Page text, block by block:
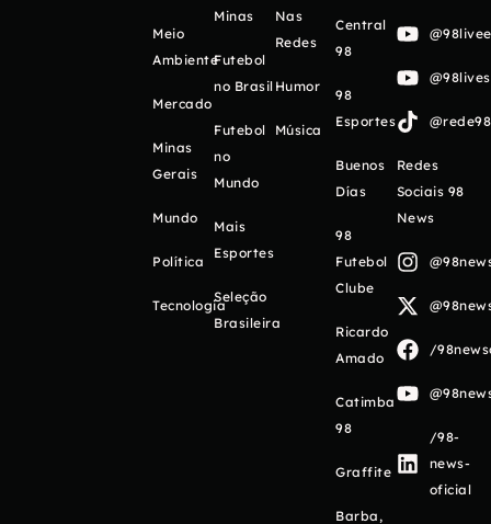
Meio
Ambiente
Mercado
Minas
Gerais
Mundo
Política
Tecnologia
Minas
Futebol
no Brasil
Futebol
no
Mundo
Mais
Esportes
Seleção
Brasileira
Nas
Redes
Humor
Música
Central
98
98
Esportes
Buenos
Días
98
Futebol
Clube
Ricardo
Amado
Catimba
98
Graffite
Barba,
Redes
Sociais 98
News
/
/98-
news-
oficial